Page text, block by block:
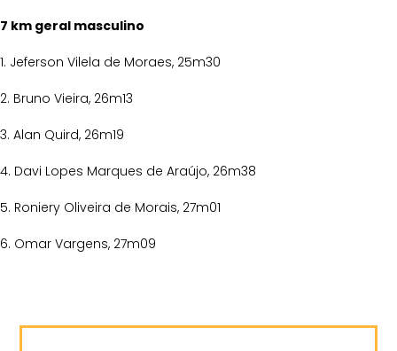
7 km geral masculino
1. Jeferson Vilela de Moraes, 25m30
2. Bruno Vieira, 26m13
3. Alan Quird, 26m19
4. Davi Lopes Marques de Araújo, 26m38
5. Roniery Oliveira de Morais, 27m01
6. Omar Vargens, 27m09